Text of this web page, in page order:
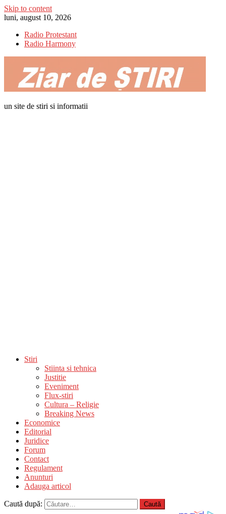
Skip to content
luni, august 10, 2026
Radio Protestant
Radio Harmony
un site de stiri si informatii
Stiri
Stiinta si tehnica
Justitie
Eveniment
Flux-stiri
Cultura – Religie
Breaking News
Economice
Editorial
Juridice
Forum
Contact
Regulament
Anunturi
Adauga articol
Caută după: